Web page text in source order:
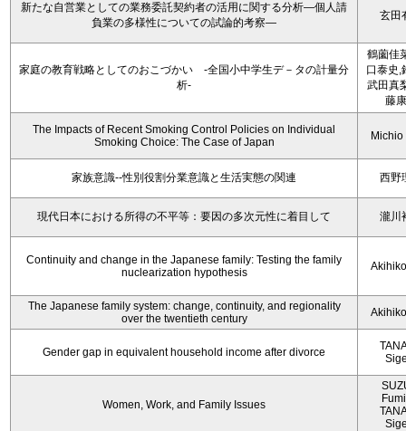
新たな自営業としての業務委託契約者の活用に関する分析―個人請
負業の多様性についての試論的考察―
玄田
家庭の教育戦略としてのおこづかい -全国小中学生デ－タの計量分
析-
鶴薗佳
口泰史,
武田真
藤
The Impacts of Recent Smoking Control Policies on Individual
Smoking Choice: The Case of Japan
Michio
家族意識--性別役割分業意識と生活実態の関連 西野
現代日本における所得の不平等：要因の多次元性に着目して 瀧川
Continuity and change in the Japanese family: Testing the family
nuclearization hypothesis
The Japanese family system: change, continuity, and regionality
over the twentieth century
Gender gap in equivalent household income after divorce
Women, Work, and Family Issues